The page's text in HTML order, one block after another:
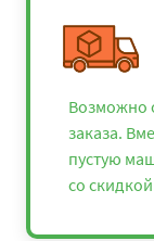
Возможно
заказа.
пустую
со